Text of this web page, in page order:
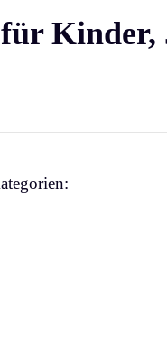
Kinder,